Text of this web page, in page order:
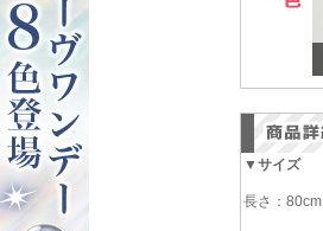
▼サイズ
長さ：80cm